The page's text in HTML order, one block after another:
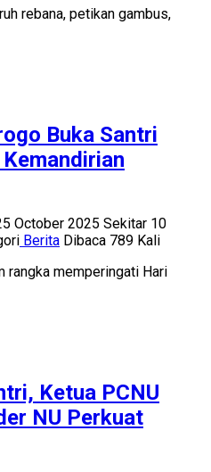
rebana, petikan gambus,
Buka Santri
October 2025 Sekitar 10
Berita Dibaca 789 Kali
rangka memperingati Hari
Ketua PCNU
NU Perkuat